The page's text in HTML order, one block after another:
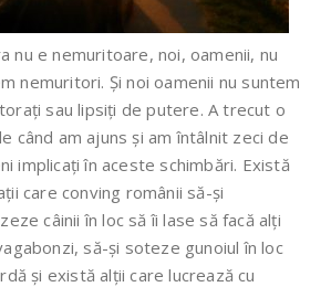
nu e nemuritoare, noi, oamenii, nu
nemuritori. Și noi oamenii nu suntem
sau lipsiți de putere. A trecut o
când am ajuns și am întâlnit zeci de
implicați în aceste schimbări. Există
care conving românii să-și
câinii în loc să îi lase să facă alți
să-și soteze gunoiul în loc
și există alții care lucrează cu